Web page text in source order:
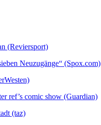
(Reviersport)
Neuzugänge“ (Spox.com)
ref’s comic show (Guardian)
(taz)